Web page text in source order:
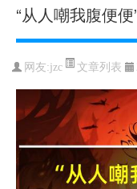
“从人嘲我腹便
网友:jzc 文章列表